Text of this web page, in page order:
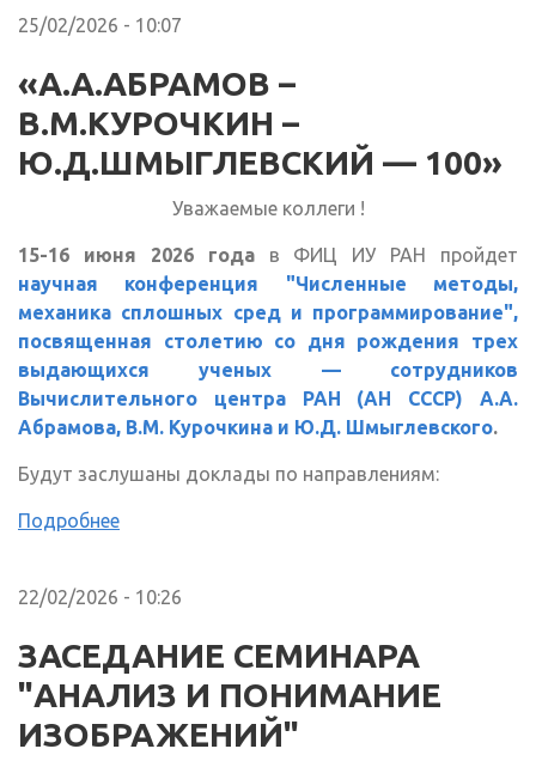
25/02/2026 - 10:07
«А.А.АБРАМОВ –
В.М.КУРОЧКИН –
Ю.Д.ШМЫГЛЕВСКИЙ — 100»
Уважаемые коллеги !
15-16 июня 2026 года в ФИЦ ИУ РАН пройдет
научная конференция "Численные методы,
механика сплошных сред и программирование",
посвященная столетию со дня рождения трех
выдающихся ученых — сотрудников
Вычислительного центра РАН (АН СССР) А.А.
Абрамова, В.М. Курочкина и Ю.Д. Шмыглевского.
Будут заслушаны доклады по направлениям:
Подробнее
22/02/2026 - 10:26
ЗАСЕДАНИЕ СЕМИНАРА
"АНАЛИЗ И ПОНИМАНИЕ
ИЗОБРАЖЕНИЙ"